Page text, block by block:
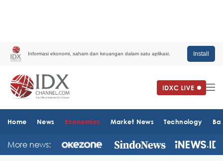
Informasi ekonomi, saham dan keuangan dalam satu aplikasi. Install
Home News Economics Market News Technology
More news: